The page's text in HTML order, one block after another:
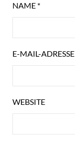
NAME *
E-MAIL-ADRESSE
WEBSITE